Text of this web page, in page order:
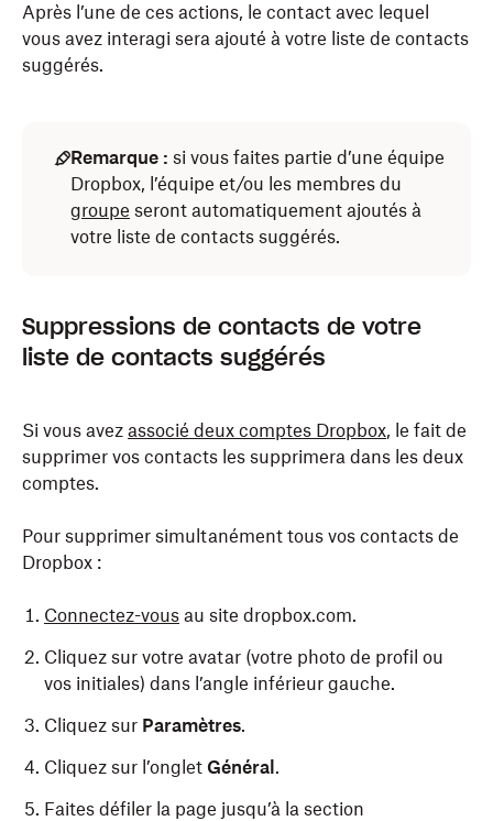
Après l’une de ces actions, le contact avec lequel
vous avez interagi sera ajouté à votre liste de contacts
suggérés.
Remarque : si vous faites partie d’une équipe
Dropbox, l’équipe et/ou les membres du
groupe seront automatiquement ajoutés à
votre liste de contacts suggérés.
Suppressions de contacts de votre
liste de contacts suggérés
Si vous avez associé deux comptes Dropbox, le fait de
supprimer vos contacts les supprimera dans les deux
comptes.
Pour supprimer simultanément tous vos contacts de
Dropbox :
Connectez-vous au site dropbox.com.
Cliquez sur votre avatar (votre photo de profil ou
vos initiales) dans l’angle inférieur gauche.
Cliquez sur Paramètres.
Cliquez sur l’onglet Général .
Faites défiler la page jusqu’à la section